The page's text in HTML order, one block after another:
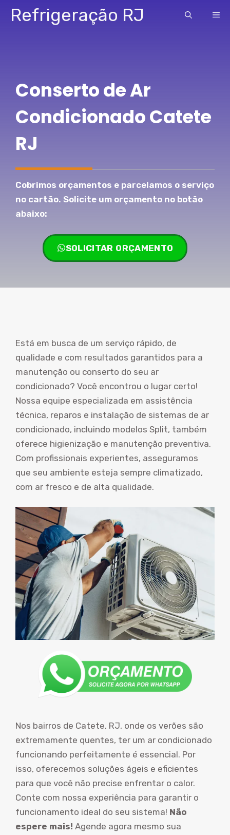
Pular
paraRefrigeração RJ
Conserto de Ar
Condicionado Catete
RJ
Cobrimos orçamentos e parcelamos o serviço
no cartão. Solicite um orçamento no botão
abaixo:
SOLICITAR ORÇAMENTO
Está em busca de um serviço rápido, de
qualidade e com resultados garantidos para a
manutenção ou conserto do seu ar
condicionado? Você encontrou o lugar certo!
Nossa equipe especializada em assistência
técnica, reparos e instalação de sistemas de ar
condicionado, incluindo modelos Split, também
oferece higienização e manutenção preventiva.
Com profissionais experientes, asseguramos
que seu ambiente esteja sempre climatizado,
com ar fresco e de alta qualidade.
Nos bairros de Catete, RJ, onde os verões são
extremamente quentes, ter um ar condicionado
funcionando perfeitamente é essencial. Por
isso, oferecemos soluções ágeis e eficientes
para que você não precise enfrentar o calor.
Conte com nossa experiência para garantir o
funcionamento ideal do seu sistema! Não
espere mais! Agende agora mesmo sua